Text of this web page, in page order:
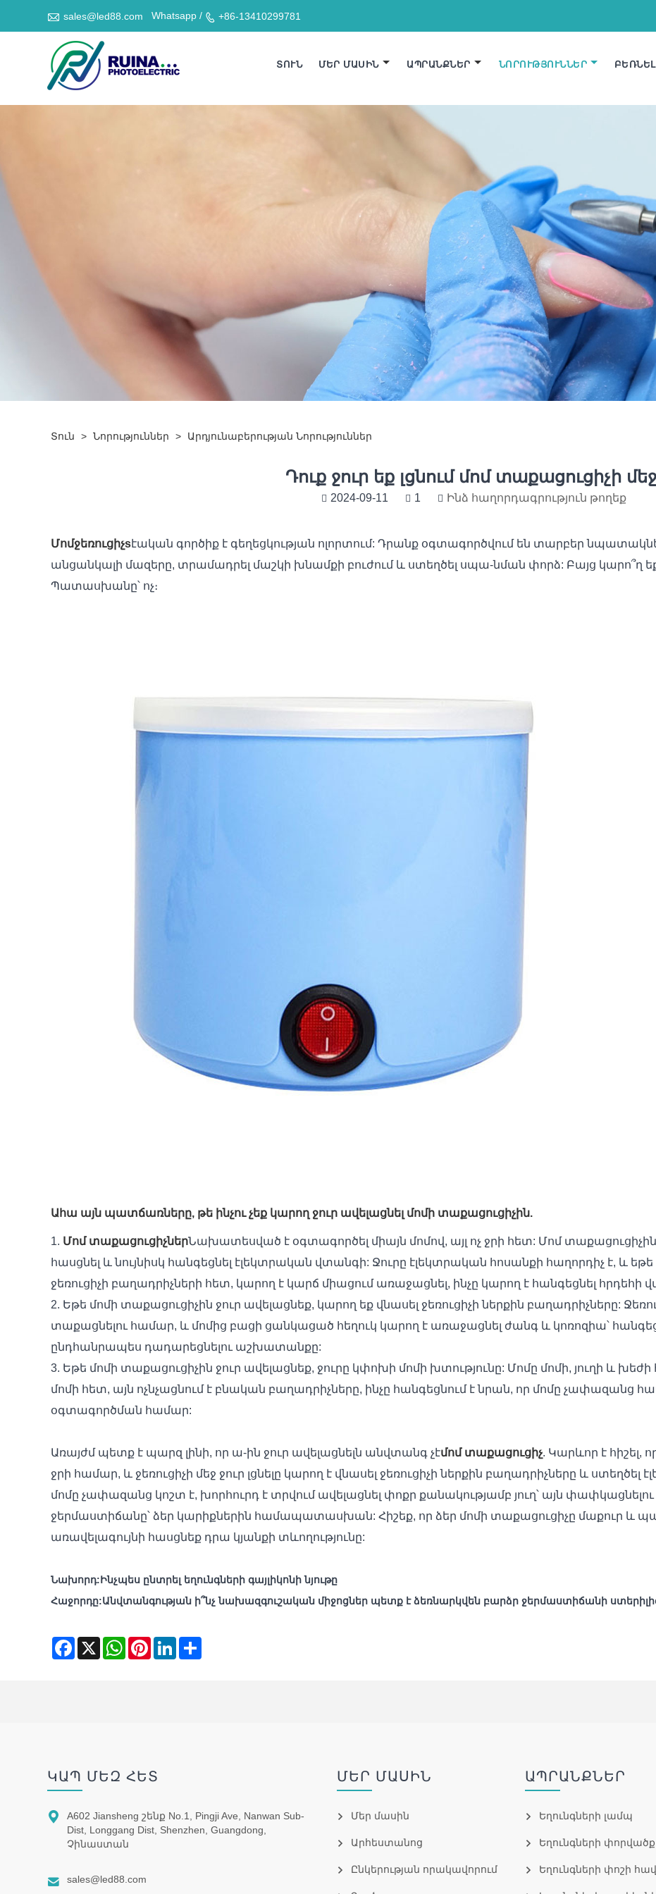
 sales@led88.com Whatsapp /  +86-13410299781
ՏՈՒՆ ՄԵՐ ՄԱՍԻՆ ԱՊՐԱՆՔՆԵՐ ՆՈՐՈՒԹՅՈՒՆՆԵՐ ԲԵՌՆԵԼ
Տուն > Նորություններ > Արդյունաբերության Նորություններ
Դուք ջուր եք լցնում մոմ տաքացուցիչի
2024-09-11 1 Ինձ հաղորդագրություն թողեք
Մոմջեռուցիչsէական գործիք է գեղեցկության ոլորտում: Դրանք օգտագործվում են տարբեր
անցանկալի մազերը, տրամադրել մաշկի խնամքի բուժում և ստեղծել սպա-նման փորձ: Բայց կարո՞ղ
Պատասխանը՝ ոչ։
Ահա այն պատճառները, թե ինչու չեք կարող ջուր ավելացնել մոմի տաքացուցիչին.
1. Մոմ տաքացուցիչներՆախատեսված է օգտագործել միայն մոմով, այլ ոչ ջրի հետ: Մոմ տաքացուցիչին
հասցնել և նույնիսկ հանգեցնել էլեկտրական վտանգի: Ջուրը էլեկտրական հոսանքի հաղորդիչ է, և
ջեռուցիչի բաղադրիչների հետ, կարող է կարճ միացում առաջացնել, ինչը կարող է հանգեցնել հրդեհի
2. Եթե մոմի տաքացուցիչին ջուր ավելացնեք, կարող եք վնասել ջեռուցիչի ներքին բաղադրիչները:
տաքացնելու համար, և մոմից բացի ցանկացած հեղուկ կարող է առաջացնել ժանգ և կոռոզիա՝
ընդհանրապես դադարեցնելու աշխատանքը:
3. Եթե մոմի տաքացուցիչին ջուր ավելացնեք, ջուրը կփոխի մոմի խտությունը: Մոմը մոմի, յուղի և խեժի
մոմի հետ, այն ոչնչացնում է բնական բաղադրիչները, ինչը հանգեցնում է նրան, որ մոմը
օգտագործման համար:
Առայժմ պետք է պարզ լինի, որ ա-ին ջուր ավելացնելն անվտանգ չէմոմ տաքացուցիչ. Կարևոր է հիշել,
ջրի համար, և ջեռուցիչի մեջ ջուր լցնելը կարող է վնասել ջեռուցիչի ներքին բաղադրիչները և
մոմը չափազանց կոշտ է, խորհուրդ է տրվում ավելացնել փոքր քանակությամբ յուղ՝ այն
ջերմաստիճանը՝ ձեր կարիքներին համապատասխան: Հիշեք, որ ձեր մոմի տաքացուցիչը մաքուր և
առավելագույնի հասցնեք դրա կյանքի տևողությունը:
Նախորդ:Ինչպես ընտրել եղունգների գայլիկոնի նյութը
Հաջորդը:Անվտանգության ի՞նչ նախազգուշական միջոցներ պետք է ձեռնարկվեն բարձր ջերմաստիճանի
Facebook
X WhatsAppPinterestLinkedIn
ԿԱՊ ՄԵԶ ՀԵՏ

A602 Jiansheng շենք No.1, Pingji Ave, Nanwan Sub-
Dist, Longgang Dist, Shenzhen, Guangdong,
Չինաստան
 sales@led88.com
ՄԵՐ ՄԱՍԻՆ
Մեր մասին
Արհեստանոց
Ընկերության որակավորում
ԱՊՐԱՆՔՆԵՐ
Եղունգների լամպ
Եղունգների փորվածք
Եղունգների փոշի